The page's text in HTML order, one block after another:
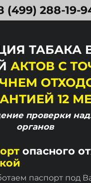
(499) 288-19-
ТАБАКА
АКТОВ С
12
проверки
органов
опасного
паспорт под